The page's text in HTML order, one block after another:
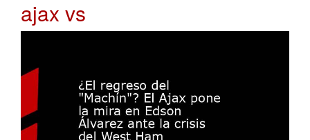
ajax vs